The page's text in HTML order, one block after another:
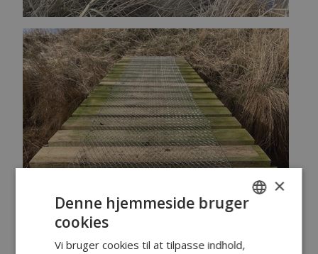
ENGLISH
×
Denne hjemmeside bruger
cookies
Vi bruger cookies til at tilpasse indhold,